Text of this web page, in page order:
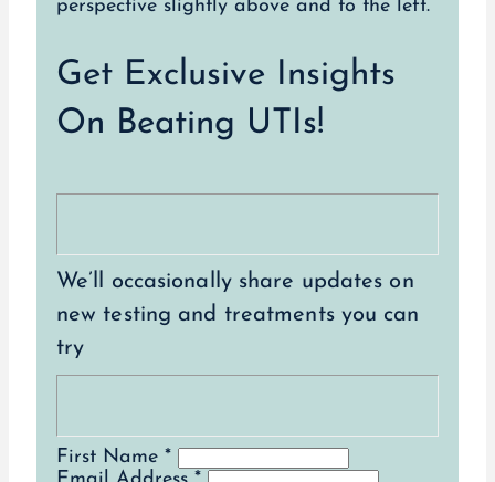
Get Exclusive Insights
On Beating UTIs!
We’ll occasionally share updates on
new testing and treatments you can
try
First Name *